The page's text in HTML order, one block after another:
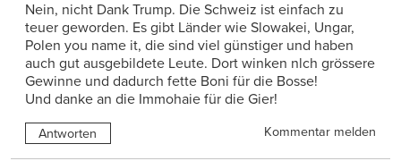
Nein, nicht Dank Trump. Die Schweiz ist einfach zu
teuer geworden. Es gibt Länder wie Slowakei, Ungar,
Polen you name it, die sind viel günstiger und haben
auch gut ausgebildete Leute. Dort winken nlch grössere
Gewinne und dadurch fette Boni für die Bosse!
Und danke an die Immohaie für die Gier!
Antworten Kommentar melden